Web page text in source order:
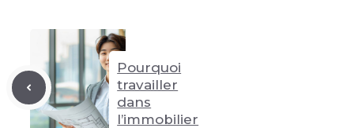
Pourquoi
travailler
dans
l’immobilier